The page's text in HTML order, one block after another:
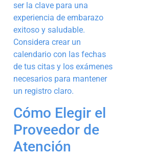
ser la clave para una
experiencia de embarazo
exitoso y saludable.
Considera crear un
calendario con las fechas
de tus citas y los exámenes
necesarios para mantener
un registro claro.
Cómo Elegir el
Proveedor de
Atención